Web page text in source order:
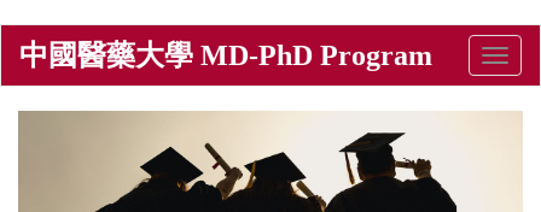
主
中國醫藥大學 MD-PhD Program
Toggle